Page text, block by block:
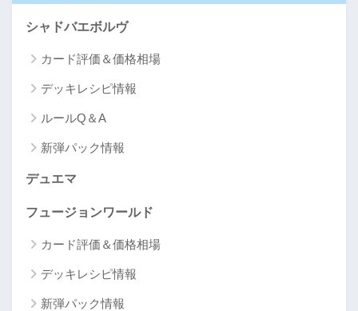
シャドバエボルヴ
カード評価＆価格相場
デッキレシピ情報
ルールQ＆A
新弾パック情報
デュエマ
フュージョンワールド
カード評価＆価格相場
デッキレシピ情報
新弾パック情報